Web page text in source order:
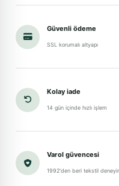
Güvenli ödeme
SSL korumalı altyapı
Kolay iade
14 gün içinde hızlı işlem
Varol güvencesi
1992'den beri tekstil